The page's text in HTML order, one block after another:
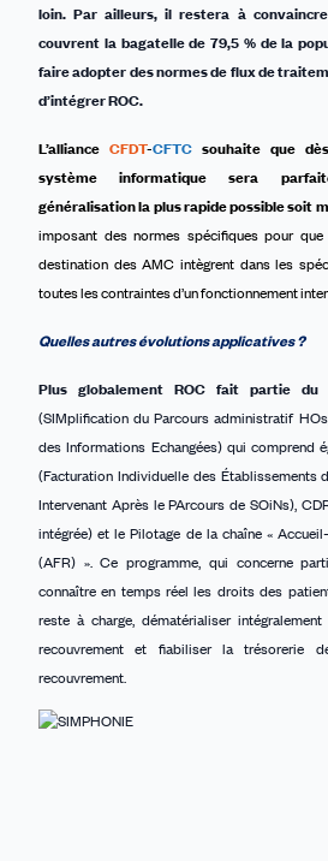
loin. Par ailleurs, il restera à
couvrent la bagatelle de 79,5 % de la
faire adopter des normes de flux de
d’intégrer ROC.
L’alliance CFDT-CFTC souhaite que
système informatique sera
généralisation la plus rapide possible soit
imposant des normes spécifiques pour
destination des AMC intègrent dans les
toutes les contraintes d’un fonctionnement
Quelles autres évolutions applicatives ?
Plus globalement ROC fait partie du
(SIMplification du Parcours administratif
des Informations Echangées) qui comprend
(Facturation Individuelle des Établissements
Intervenant Après le PArcours de SOiNs),
intégrée) et le Pilotage de la chaîne «
(AFR) ». Ce programme, qui concerne
connaître en temps réel les droits des
reste à charge, dématérialiser
recouvrement et fiabiliser la trésorerie
recouvrement.